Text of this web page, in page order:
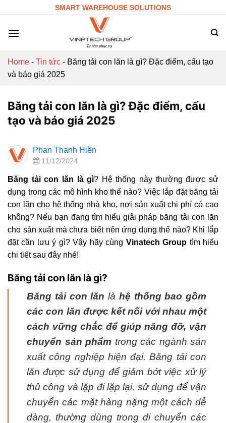
content
SMART WAREHOUSE SOLUTIONS
Home - Tin tức - Băng tải con lăn là gì? Đặc điểm, cấu tạo
và báo giá 2025
Băng tải con lăn là gì? Đặc điểm, cấu
tạo và báo giá 2025
Phan Thanh Hiền
11/12/2024
Băng tải con lăn là gì? Hệ thống này thường được sử
dụng trong các mô hình kho thế nào? Việc lắp đặt băng tải
con lăn cho hệ thống nhà kho, nơi sản xuất chi phí có cao
không? Nếu bạn đang tìm hiểu giải pháp băng tải con lăn
cho sản xuất mà chưa biết nên ứng dụng thế nào? Khi lắp
đặt cần lưu ý gì? Vậy hãy cùng Vinatech Group tìm hiểu
chi tiết sau đây nhé!
Băng tải con lăn là gì?
Băng tải con lăn là hệ thống bao gồm
các con lăn được kết nối với nhau một
cách vững chắc để giúp nâng đỡ, vận
chuyển sản phẩm trong các ngành sản
xuất công nghiệp hiện đại. Băng tải con
lăn được sử dụng để giảm bớt việc xử lý
thủ công và lặp đi lặp lại, sử dụng để vận
chuyển các mặt hàng nặng một cách dễ
dàng, thường dùng trong di chuyển các